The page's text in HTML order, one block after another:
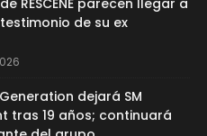
RESCENE parecen llegar a
de su ex
dejará SM
tras 19 años; continuará